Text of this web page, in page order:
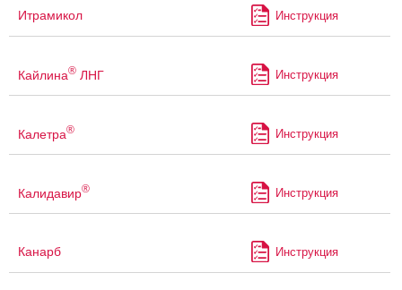
Итрамикол Инструкция
Кайлина® ЛНГ Инструкция
Калетра® Инструкция
Калидавир® Инструкция
Канарб Инструкция